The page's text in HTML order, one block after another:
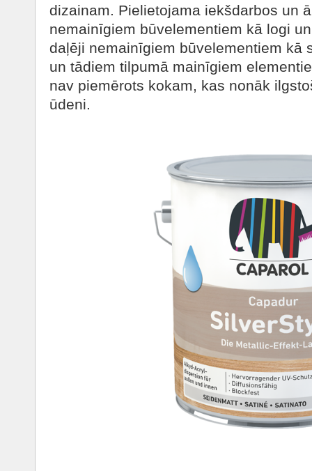
dizainam. Pielietojama iekšdarbos un
nemainīgiem būvelementiem kā logi
daļēji nemainīgiem būvelementiem kā
un tādiem tilpumā mainīgiem
nav piemērots kokam, kas nonāk
ūdeni.